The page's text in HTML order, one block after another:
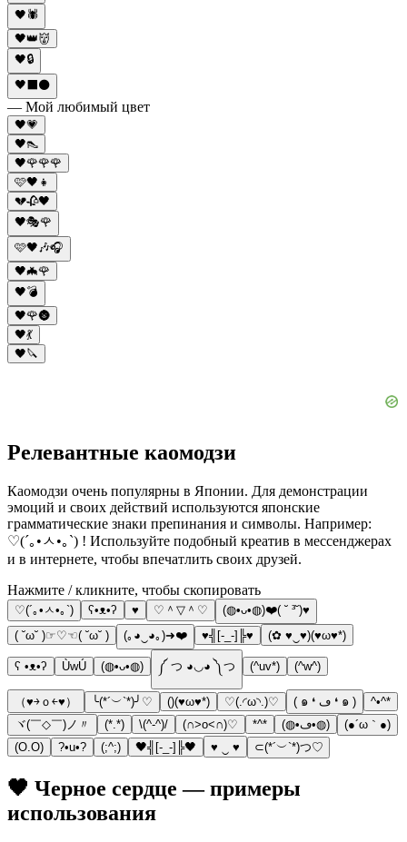
🖤🕷️
🖤👑👹
🖤🔒
🖤⬛⚫
— Мой любимый цвет
🖤💗
🖤👠
🖤🌹🌹🌹
🩷🖤👧
💔🥀🖤
🖤🎭🌹
🩷🖤🎶🎧
🖤🦇🌹
🖤💣
🖤🌹🌚
🖤💃
🖤🔪
Релевантные каомодзи
Каомодзи очень популярны в Японии. Для демонстрации
эмоций и своих действий используются японские
грамматические знаки препинания и символы. Например:
♡(´｡•ㅅ•｡`) ! Используйте подобный креатив в мессенджерах
и в интернете, чтобы впечатлить своих друзей.
Нажмите / кликните, чтобы скопировать
♡(´｡•ㅅ•｡`) ʕ•ᴥ•ʔ ♥ ♡＾▽＾♡
(◍•ᴗ•◍)❤️( ˘ ³˘)♥
( ˘ω˘ )☞♡☜( ˘ω˘ )
(｡◕‿◕｡)➜❤️ ♥╣[-_-]╠♥ (✿ ♥‿♥)(♥ω♥*)
ʕ •ᴥ•ʔ ÙwÚ (◍•ᴗ•◍) ༼ つ ◕◡◕ ༽つ (^uv*) (^w^)
（♥￫ｏ￩♥） ╰(*´︶`*)╯♡ ()(♥ω♥*) ♡(.◜ω◝.)♡ ( ๑ ❛ ڡ ❛ ๑ )
^•^*
ヾ(￣◇￣)ノ〃
(*.*) \(^-^)/ (∩˃o˂∩)♡ *^* (◍•ڡ•◍)
(●´ω｀●)
(O.O)
?•u•? (;^;) 🖤╣[-_-]╠🖤 ♥ ‿ ♥ ⊂(*´︶`*)つ♡︎
🖤 Черное сердце — примеры
использования